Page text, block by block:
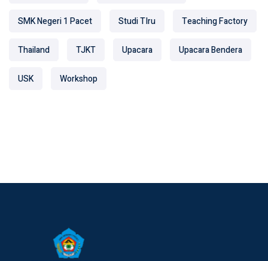
SMK Negeri 1 Pacet Studi TIru Teaching Factory
Thailand TJKT Upacara Upacara Bendera
USK Workshop